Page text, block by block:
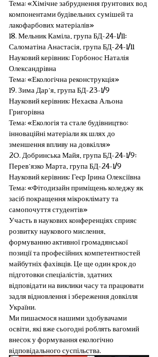
компонентами будівельних сумішей та
лакофарбових матеріалів»
18. Мельник Каміла, група БД-24-1/11;
Саломатіна Анастасія, група БД-24-1/11
Науковий керівник: Горбонос Наталія
Олександрівна
Тема: «Екологічна реконструкція»
19. Зима Дар’я, група БД-23-1/9
Науковий керівник: Нехаєва Альона
Григорівна
Тема: «Екологія та стале будівництво:
інноваційні матеріали як шлях до
зменшення впливу на довкілля»
20. Добринська Майя, група БД-24-1/9;
Перев’язко Марта, група БД-24-1/9
Науковий керівник: Геєр Ірина Олексіївна
Тема: «Фітодизайн приміщень коледжу як
засіб покращення мікроклімату та
самопочуття студентів»
Участь в наукових конференціях сприяє
розвитку наукового мислення,
формуванню активної громадянської
позиції та професійних компетентностей
майбутніх фахівців. Це ще один крок до
підготовки спеціалістів, здатних
відповідати на виклики часу та працювати
задля відновлення і збереження довкілля
України.
Ми пишаємося нашими здобувачами
освіти, які вже сьогодні роблять вагомий
внесок у формування екологічно
відповідального суспільства.